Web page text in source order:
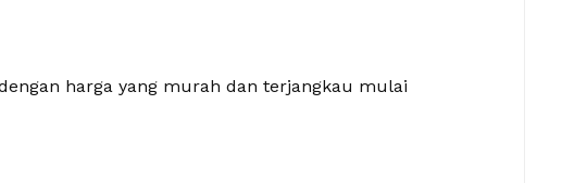
harga yang murah dan terjangkau mulai